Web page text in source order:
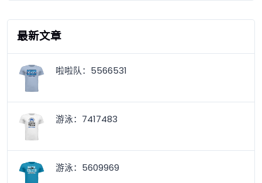
最新文章
啦啦队：5566531
游泳：7417483
游泳：5609969